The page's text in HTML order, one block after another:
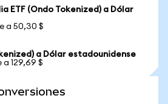
ETF (Ondo Tokenized) a Dólar
a 50,30 $
a Dólar estadounidense
a 129,69 $